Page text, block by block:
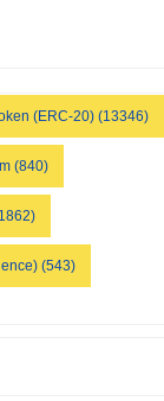
(ERC-20) (13346)
(840)
(543)